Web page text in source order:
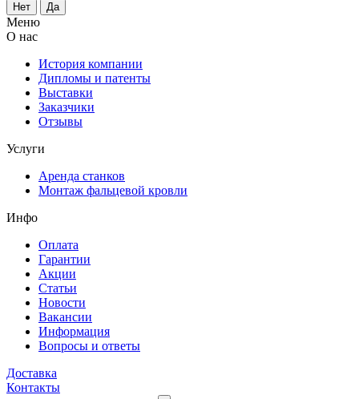
Нет Да
Меню
О нас
История компании
Дипломы и патенты
Выставки
Заказчики
Отзывы
Услуги
Аренда станков
Монтаж фальцевой кровли
Инфо
Оплата
Гарантии
Акции
Статьи
Новости
Вакансии
Информация
Вопросы и ответы
Доставка
Контакты